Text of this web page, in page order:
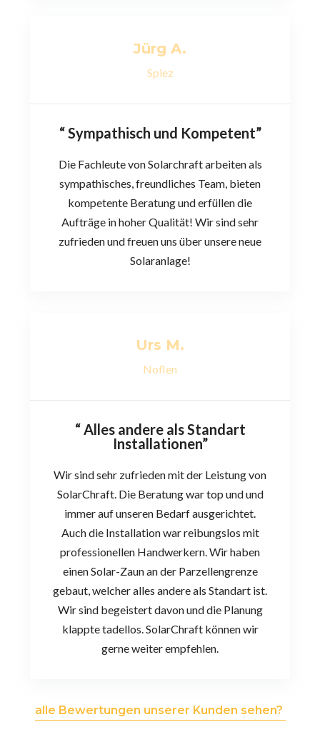
Jürg A.
Spiez
“ Sympathisch und Kompetent”
Die Fachleute von Solarchraft arbeiten als
sympathisches, freundliches Team, bieten
kompetente Beratung und erfüllen die
Aufträge in hoher Qualität! Wir sind sehr
zufrieden und freuen uns über unsere neue
Solaranlage!
Urs M.
Noflen
“ Alles andere als Standart
Installationen”
Wir sind sehr zufrieden mit der Leistung von
SolarChraft. Die Beratung war top und und
immer auf unseren Bedarf ausgerichtet.
Auch die Installation war reibungslos mit
professionellen Handwerkern. Wir haben
einen Solar-Zaun an der Parzellengrenze
gebaut, welcher alles andere als Standart ist.
Wir sind begeistert davon und die Planung
klappte tadellos. SolarChraft können wir
gerne weiter empfehlen.
alle Bewertungen unserer Kunden sehen?